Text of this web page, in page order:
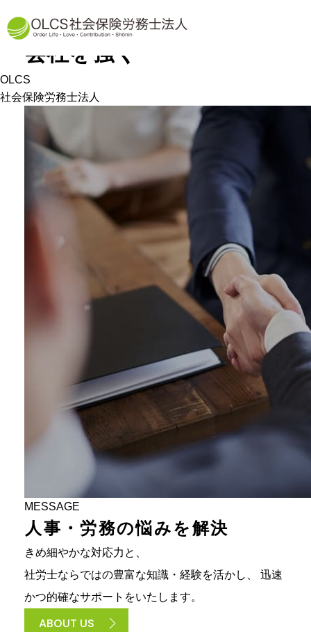
労務という土台から
会社を強く
OLCS
社会保険労務士法人
MESSAGE
人 事 ・ 労務の悩みを解決
きめ細やかな対応力と、
社労士ならではの豊富な知識・経験を活かし、
迅速
かつ的確なサポートをいたします。
ABOUT US